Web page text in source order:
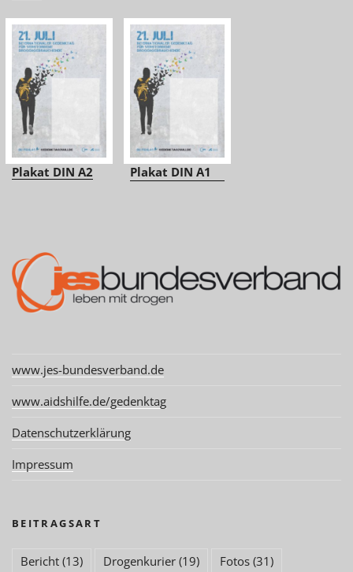
Plakat DIN A2 Plakat DIN A1
www.jes-bundesverband.de
www.aidshilfe.de/gedenktag
Datenschutzerklärung
Impressum
BEITRAGSART
Bericht (13) Drogenkurier (19) Fotos (31)